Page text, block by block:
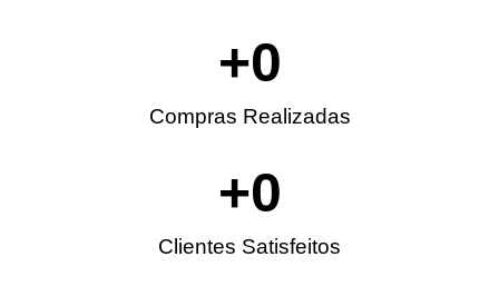
Compras Realizadas
+0
Clientes Satisfeitos
+0